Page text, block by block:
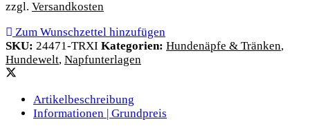
zzgl. Versandkosten
Zum Wunschzettel hinzufügen
SKU: 24471-TRXI Kategorien: Hundenäpfe & Tränken,
Hundewelt, Napfunterlagen
Artikelbeschreibung
Informationen | Grundpreis